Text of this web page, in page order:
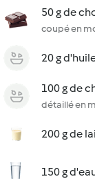
50 g de
coupé en
20 g
100 g de
détaillé en
200 g de
150 g